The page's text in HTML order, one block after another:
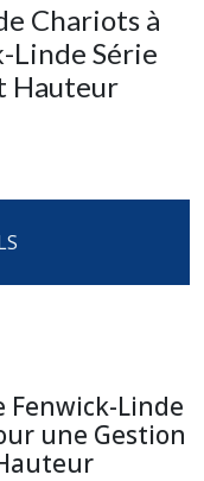
Chariots à
Linde Série
Hauteur
Fenwick-Linde
une Gestion